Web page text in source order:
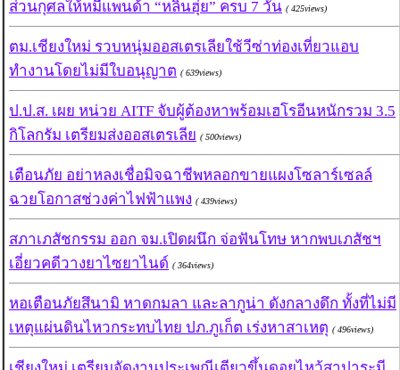
ส่วนกุศลให้หมีแพนด้า “หลินฮุ่ย” ครบ 7 วัน ( 425views)
ตม.เชียงใหม่ รวบหนุ่มออสเตรเลียใช้วีซ่าท่องเที่ยวแอบ
ทำงานโดยไม่มีใบอนุญาต ( 639views)
ป.ป.ส. เผย หน่วย AITF จับผู้ต้องหาพร้อมเฮโรอีนหนักรวม 3.5
กิโลกรัม เตรียมส่งออสเตรเลีย ( 500views)
เตือนภัย อย่าหลงเชื่อมิจฉาชีพหลอกขายแผงโซลาร์เซลล์
ฉวยโอกาสช่วงค่าไฟฟ้าแพง ( 439views)
สภาเภสัชกรรม ออก จม.เปิดผนึก จ่อฟันโทษ หากพบเภสัชฯ
เอี่ยวคดีวางยาไซยาไนด์ ( 364views)
หอเตือนภัยสึนามิ หาดกมลา และลากูน่า ดังกลางดึก ทั้งที่ไม่มี
เหตุแผ่นดินไหวกระทบไทย ปภ.ภูเก็ต เร่งหาสาเหตุ ( 496views)